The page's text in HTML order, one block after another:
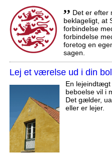
,, Det er efter
beklageligt, at
forbindelse
forbindelse
foretog en
sagen.
Lej et værelse ud i din
En lejeindtægt
beboelse vil i
Det gælder,
eller er lejer.